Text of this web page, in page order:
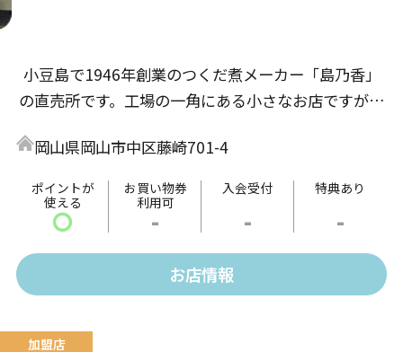
小豆島で1946年創業のつくだ煮メーカー「島乃香」
の直売所です。工場の一角にある小さなお店ですが、
な直売所限定商品も！ぜひご来店くださいませ。
岡山県岡山市中区藤崎701-4
ポイントが
使える
〇
お買い物券
利用可
-
入会受付
-
特典あり
-
お店情報